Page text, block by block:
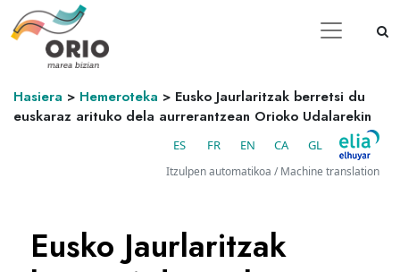
Hasiera > Hemeroteka > Eusko Jaurlaritzak berretsi du
euskaraz arituko dela aurrerantzean Orioko Udalarekin
ES FR EN CA GL
Itzulpen automatikoa / Machine translation
Eusko Jaurlaritzak